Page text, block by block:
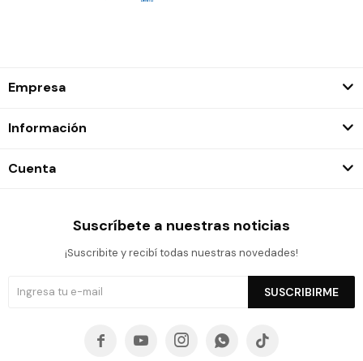
Empresa
Información
Cuenta
Suscríbete a nuestras noticias
¡Suscribite y recibí todas nuestras novedades!
SUSCRIBIRME
    